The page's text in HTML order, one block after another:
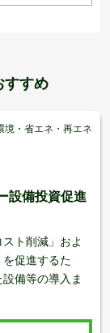
すすめ
境・省エネ・再エネ
設備投資促進
ト削減」およ
促進するた
備等の導入ま